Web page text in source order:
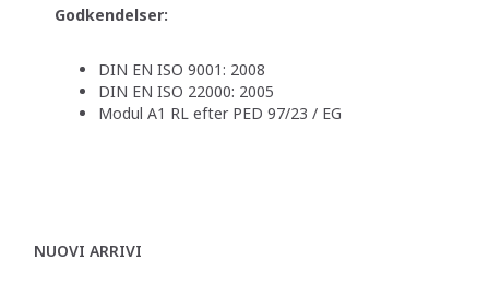
Godkendelser:
DIN EN ISO 9001: 2008
DIN EN ISO 22000: 2005
Modul A1 RL efter PED 97/23 / EG
NUOVI ARRIVI